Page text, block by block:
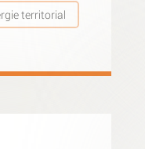
territorial